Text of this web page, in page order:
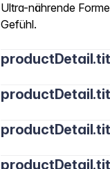
Ultra-nährende
Gefühl.